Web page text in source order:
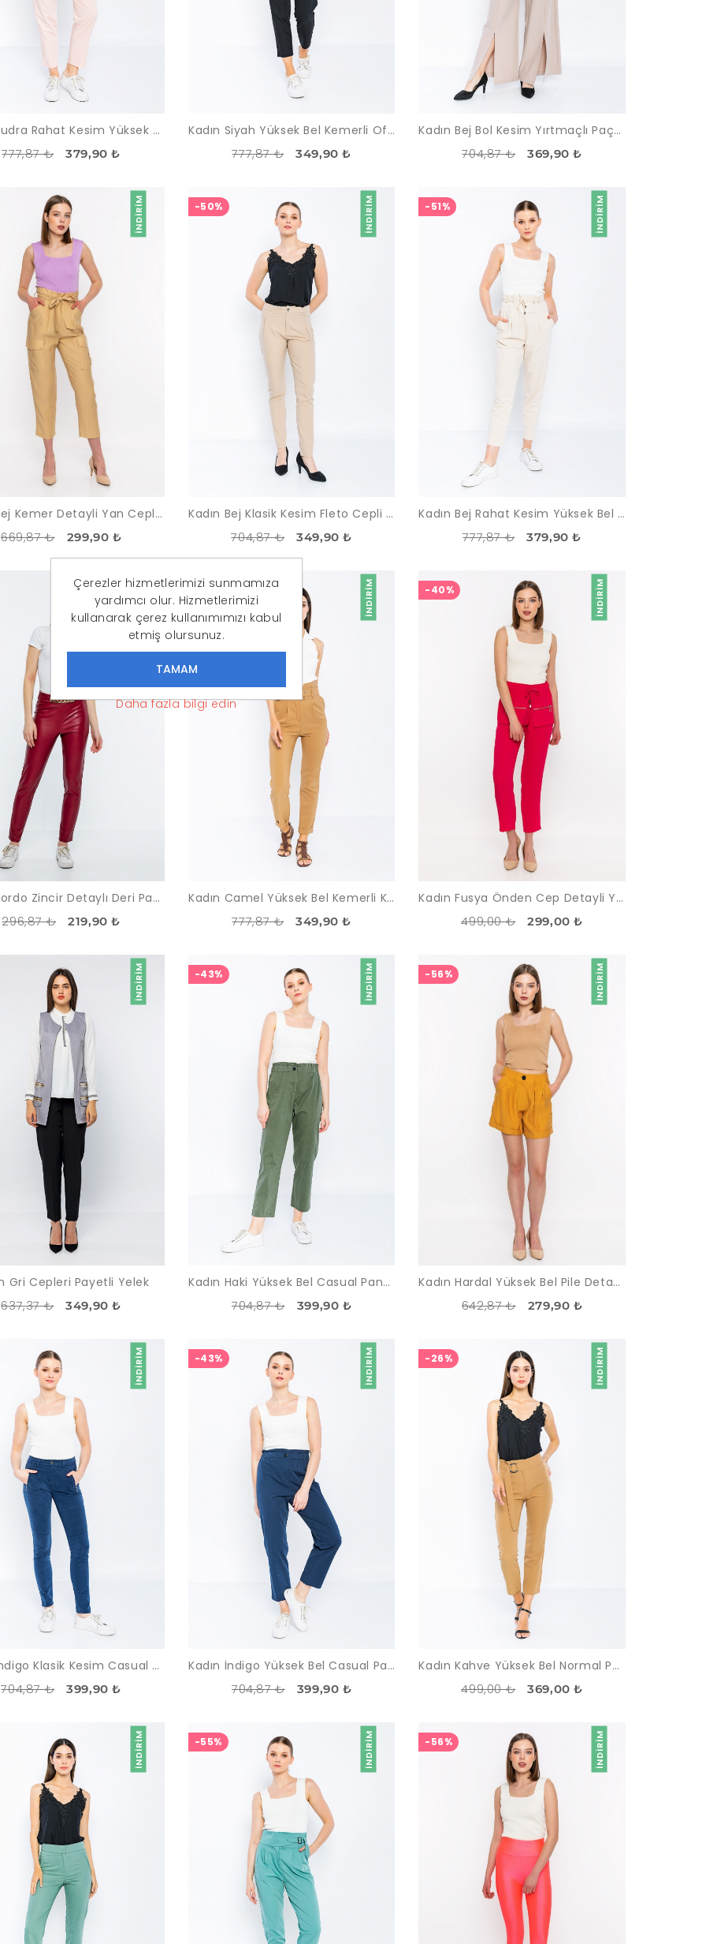
Kadın Pudra Rahat Kesim Yüksek Bel Pantolon
777,87 ₺ 379,90 ₺
Kadın Siyah Yüksek Bel Kemerli Ofis Pantolon
777,87 ₺ 349,90 ₺
Kadın Bej Bol Kesim Yırtmaçlı Paça Pantolon
704,87 ₺ 369,90 ₺
İNDIRIM
Kadın Bej Kemer Detayli Yan Cepli Pantolon
669,87 ₺ 299,90 ₺
İNDIRIM
-50%
Kadın Bej Klasik Kesim Fleto Cepli Ofis Pantolon
704,87 ₺ 349,90 ₺
İNDIRIM
-51%
Kadın Bej Rahat Kesim Yüksek Bel Pantolon
777,87 ₺ 379,90 ₺
İNDIRIM
Kadın Bordo Zincir Detaylı Deri Pantolon
296,87 ₺ 219,90 ₺
İNDIRIM
-55%
Kadın Camel Yüksek Bel Kemerli Klasik Ofis Pantolon
777,87 ₺ 349,90 ₺
İNDIRIM
-40%
Kadın Fusya Önden Cep Detayli Yüksek Bel Pantolon
499,00 ₺ 299,00 ₺
İNDIRIM
Gri Cepleri Payetli Yelek
637,37 ₺ 349,90 ₺
İNDIRIM
-43%
Kadın Haki Yüksek Bel Casual Pantolon
704,87 ₺ 399,90 ₺
İNDIRIM
-56%
Kadın Hardal Yüksek Bel Pile Detayli Sort
642,87 ₺ 279,90 ₺
İNDIRIM
Kadın İndigo Klasik Kesim Casual Pantolon
704,87 ₺ 399,90 ₺
İNDIRIM
-43%
Kadın İndigo Yüksek Bel Casual Pantolon
704,87 ₺ 399,90 ₺
İNDIRIM
-26%
Kadın Kahve Yüksek Bel Normal Paça Ofis Pantolon
499,00 ₺ 369,00 ₺
İNDIRIM İNDIRIM
-55% İNDIRIM
-56%
Çerezler hizmetlerimizi sunmamıza
yardımcı olur. Hizmetlerimizi
kullanarak çerez kullanımımızı kabul
etmiş olursunuz.
Daha fazla bilgi edin